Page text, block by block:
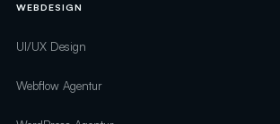
WEBDESIGN
UI/UX Design
Webflow Agentur